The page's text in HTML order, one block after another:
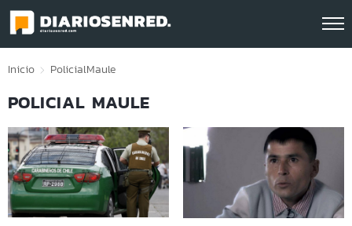
Click acá para ir directamente al contenido
Inicio PolicialMaule
POLICIAL MAULE